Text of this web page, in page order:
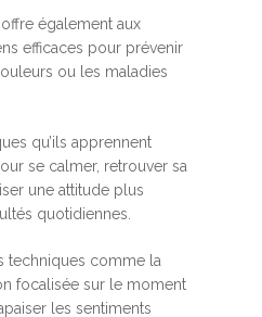
également aux
efficaces pour prévenir
ou les maladies
qu’ils apprennent
se calmer, retrouver sa
une attitude plus
quotidiennes.
techniques comme la
focalisée sur le moment
les sentiments